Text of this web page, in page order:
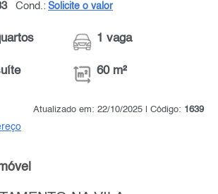
Cond.: Solicite o valor
1 vaga
60 m²
Atualizado em: 22/10/2025 | Código: 1639